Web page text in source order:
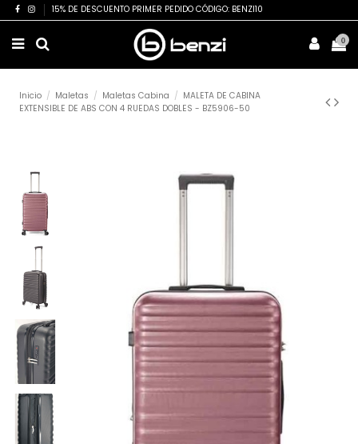
15% DE DESCUENTO PRIMER PEDIDO CÓDIGO: BENZI10
0
Inicio Maletas Maletas Cabina
MALETA DE CABINA
EXTENSIBLE DE ABS CON 4 RUEDAS DOBLES - BZ5906-50